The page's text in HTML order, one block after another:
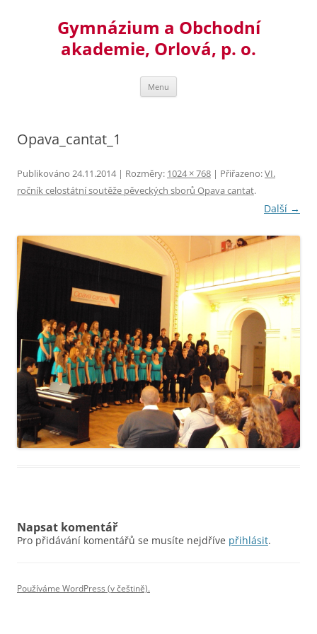
Gymnázium a Obchodní
akademie, Orlová, p. o.
Menu
Opava_cantat_1
Publikováno 24.11.2014| Rozměry: 1024 × 768 | Přiřazeno:VI.
ročník celostátní soutěže pěveckých sborů Opava cantat.
Další →
Napsat komentář
Pro přidávání komentářů se musíte nejdříve přihlásit.
Používáme WordPress (v češtině).